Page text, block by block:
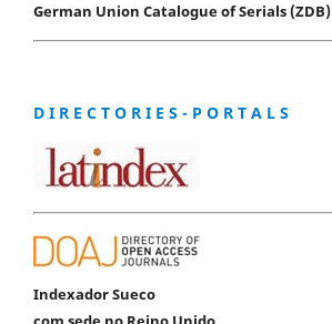
German Union Catalogue of Serials (ZDB)
D I R E C T O R I E S - P O R T A L S
Indexador Sueco